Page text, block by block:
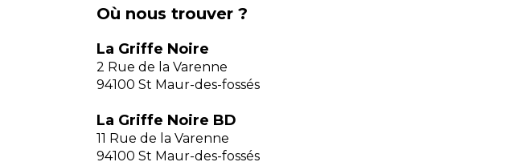
Où nous trouver ?
La Griffe Noire
2 Rue de la Varenne
94100 St Maur-des-fossés
La Griffe Noire BD
11 Rue de la Varenne
94100 St Maur-des-fossés